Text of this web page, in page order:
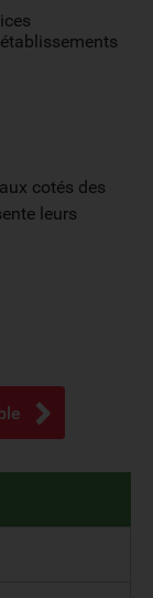
cotés des
leurs